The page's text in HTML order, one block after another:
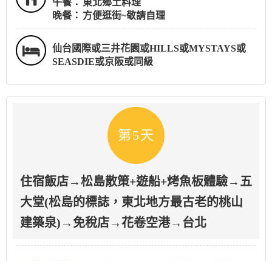
午餐： 東北鄉土料理
晚餐： 方便逛街~敬請自理
仙台國際或三井花園或HILLS或MYSTAYS或
SEASDIE或京阪或同級
第5天
住宿飯店→松島散策+遊船+烤魚板體驗→五
大堂(松島的標誌，東北地方最古老的桃山
建築泉)→免稅店→花卷空港→台北